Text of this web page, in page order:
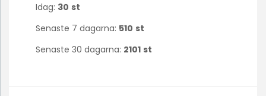
Idag: 30 st
Senaste 7 dagarna: 510 st
Senaste 30 dagarna: 2101 st